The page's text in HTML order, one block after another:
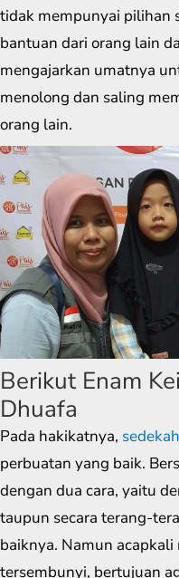
tidak mempunyai pilihan
bantuan dari orang lain
mengajarkan umatnya
menolong dan saling
orang lain.
Berikut Enam
Dhuafa
Pada hakikatnya,
perbuatan yang baik.
dengan dua cara, yaitu
taupun secara terang-
baiknya. Namun
tersembunyi, bertujuan